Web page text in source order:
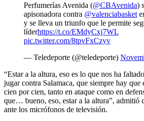
Perfumerías Avenida (@CBAvenida)
apisonadora contra @valenciabasket
y se lleva un triunfo que le permite
líderhttps://t.co/EMdyCxj7WL
pic.twitter.com/8tpvFxCzyv
— Teledeporte (@teledeporte)
“Estar a la altura, eso es lo que nos ha
jugar contra Salamaca, que siempre hay que
cien por cien, tanto en ataque como en
que… bueno, eso, estar a la altura”, admitió
ante los micrófonos de televisión.